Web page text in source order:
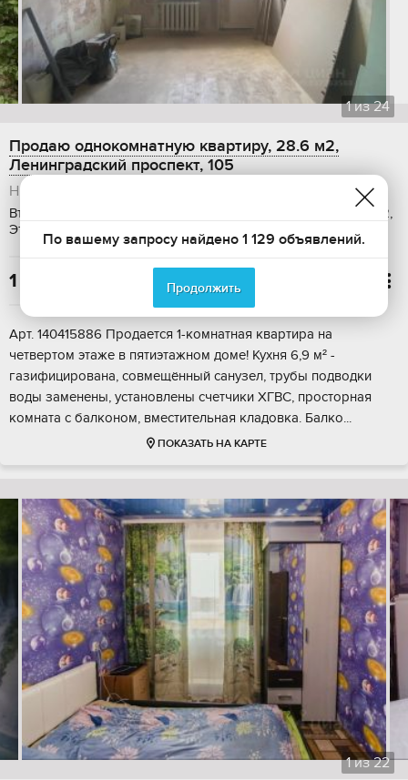
1из24
Продаю однокомнатную квартиру, 28.6 м2,
Ленинградский проспект, 105
Нижний Тагил
Вторичка, Общая площадь: 28.6 м2, Жилая площадь: 14.8 м2,
Этаж: 4 / 5, Дом: панельный, Ипотека
1 970 000
Арт. 140415886 Продается 1-комнатная квартира на
четвертом этаже в пятиэтажном доме! Кухня 6,9 м² -
газифицирована, совмещённый санузел, трубы подводки
воды заменены, установлены счетчики ХГВС, просторная
комната с балконом, вместительная кладовка. Балко...
ПОКАЗАТЬ НА КАРТЕ
1из22
По вашему запросу найдено 1 129 объявлений.
Продолжить